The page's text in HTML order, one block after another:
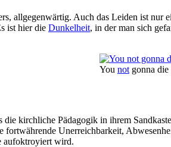
allgegenwärtig. Auch das Leiden ist
ist hier die Dunkelheit, in der man sich
You not gonna die
kirchliche Pädagogik in ihrem
fortwährende Unerreichbarkeit,
aufoktroyiert wird.